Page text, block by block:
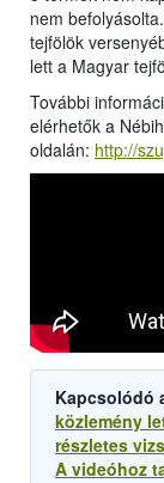
nem
tejfölök
lett a Magyar
További
elérhetők a
oldalán: http://
Kapcsolódó
közlemény
részletes
A videóhoz